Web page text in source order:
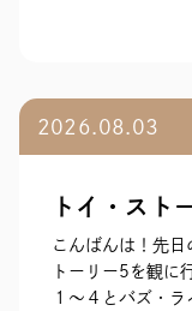
2026.08.03
トイ・ス
こんばんは！先
トーリー5を観に
１〜４とバズ・